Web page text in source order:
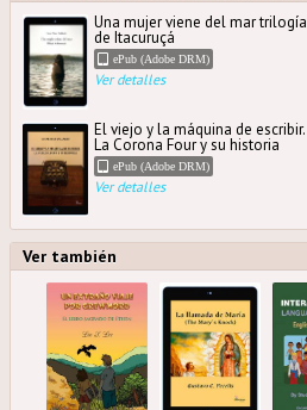
Una mujer viene del mar trilogía
de Itacuruçá
ePub (Adobe DRM)
Ver detalles
El viejo y la máquina de escribir.
La Corona Four y su historia
ePub (Adobe DRM)
Ver detalles
Ver también